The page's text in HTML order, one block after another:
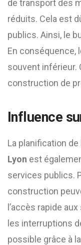
de transport des
réduits. Cela est
publics. Ainsi, le
En conséquence,
souvent inférieur.
construction de
Influence
La planification de
Lyon est
services publics.
construction
l’accès rapide
les interruptions
possible grâce à